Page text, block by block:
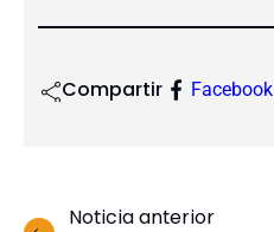
Compartir Facebook
Noticia anterior